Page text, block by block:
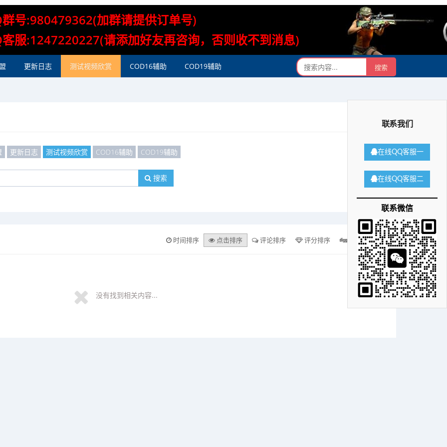
号:980479362(加群请提供订单号)
服:1247220227(请添加好友再咨询，否则收不到消息)
更新日志 测试视频欣赏 COD16辅助 COD19辅助
联系我们
在线QQ客服一
在线QQ客服二
联系微信
更新日志 测试视频欣赏 COD16辅助 COD19辅助
搜索
时间排序 点击排序 评论排序 评分排序 支持量排序
没有找到相关内容...